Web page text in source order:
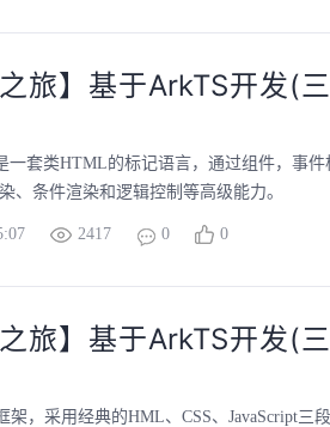
旅】基于ArkTS开发(
一套类HTML的标记语言，通过组件，事
、条件渲染和逻辑控制等高级能力。
2417 0 0
旅】基于ArkTS开发(
架，采用经典的HML、CSS、JavaScript三